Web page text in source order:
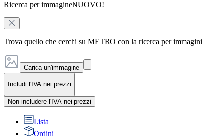
Ricerca per immagineNUOVO!
Trova quello che cerchi su METRO con la ricerca per immagini
Carica un'immagine
Includi l'IVA nei prezzi
Non includere l'IVA nei prezzi
Lista
Ordini